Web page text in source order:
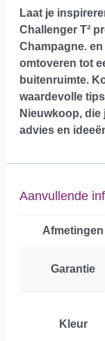
Laat je
Challenger T²
Champagne.
omtoveren tot
buitenruimte.
waardevolle
Nieuwkoop,
advies en
Aanvullende
Afmetingen
Garantie
Kleur